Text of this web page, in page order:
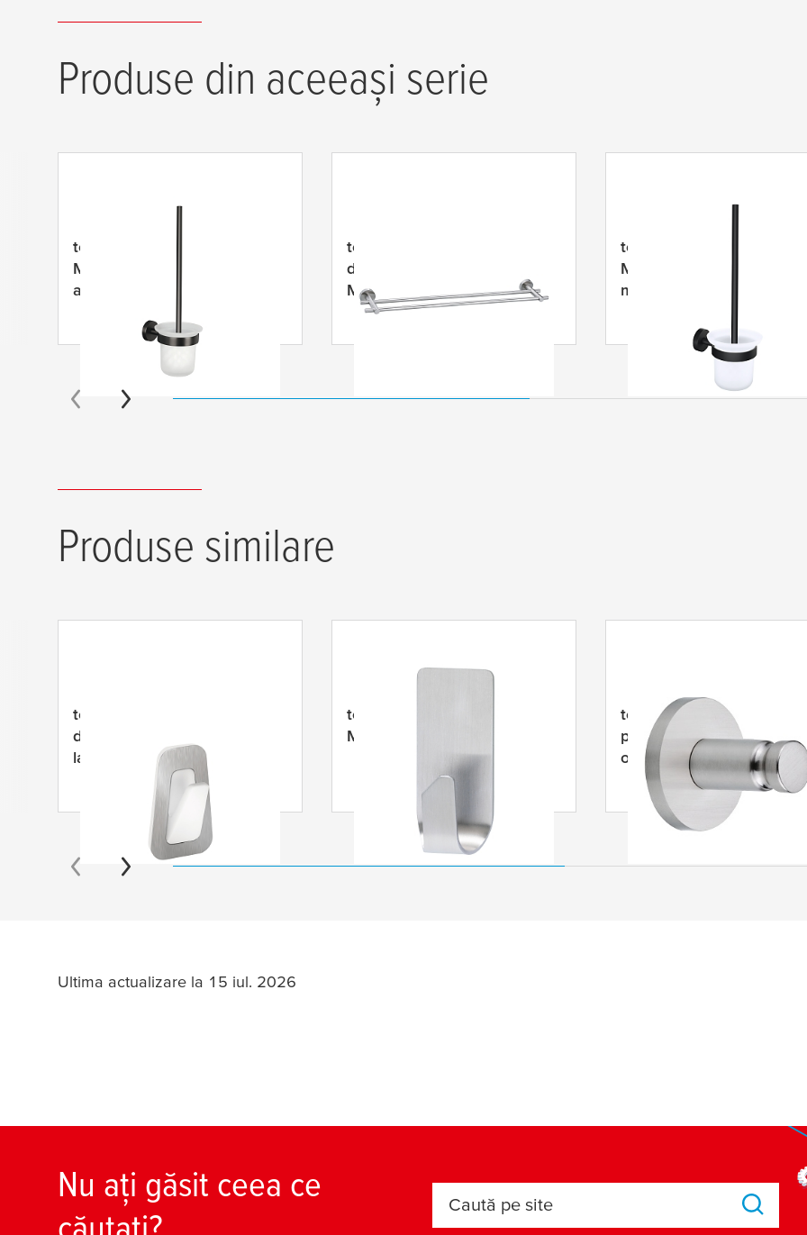
Produse din aceeași serie
tesa
MOON, autoadezivă,
acoperită cu PVD metalic
tesa
dublu pentru prosoape,
MOON, aspect de inox
tesa
MOON Negru, autoadeziv,
metal vopsit în câmp
Produse similare
tesa
din metal și plastic, rezistent
la apă
tesa
Metal rezistent la apă
tesa
® MOON Cârlig pentru
prosoape, autoadeziv, din
oțel inoxidabil
Ultima actualizare la 15 iul. 2026
Nu ați găsit ceea ce
căutați?
Caută pe site